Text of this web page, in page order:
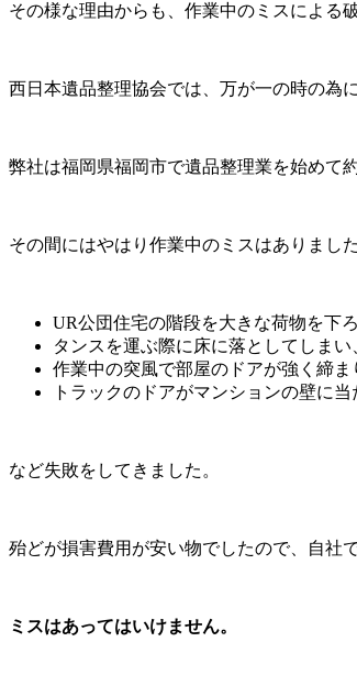
その様な理由からも、作業中のミスによる
西日本遺品整理協会では、万が一の時の為
弊社は福岡県福岡市で遺品整理業を始めて
その間にはやはり作業中のミスはありました
UR公団住宅の階段を大きな荷物を下
タンスを運ぶ際に床に落としてしま
作業中の突風で部屋のドアが強く締
トラックのドアがマンションの壁に
など失敗をしてきました。
殆どが損害費用が安い物でしたので、自社
ミスはあってはいけません。